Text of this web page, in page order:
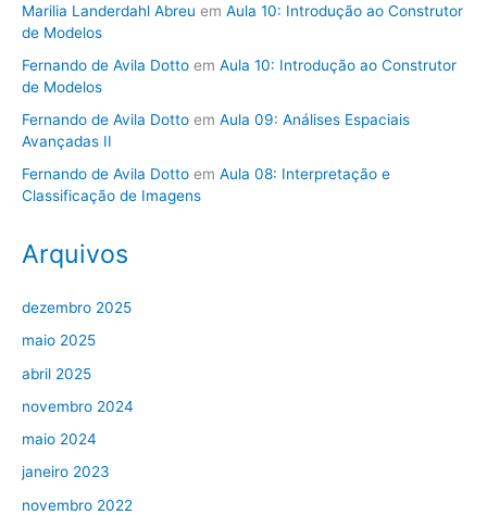
Marilia Landerdahl Abreu em Aula 10: Introdução ao Construtor
de Modelos
Fernando de Avila Dotto em Aula 10: Introdução ao Construtor
de Modelos
Fernando de Avila Dotto em Aula 09: Análises Espaciais
Avançadas II
Fernando de Avila Dotto em Aula 08: Interpretação e
Classificação de Imagens
Arquivos
dezembro 2025
maio 2025
abril 2025
novembro 2024
maio 2024
janeiro 2023
novembro 2022